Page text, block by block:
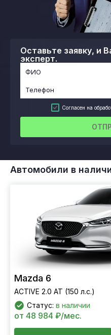
Оставьте заявку, и
эксперт.
Согласен на
Автомобили в
Mazda 6
ACTIVE 2.0 AT (150 л.с.)
Статус: в наличии
от 48 984 ₽/мес.